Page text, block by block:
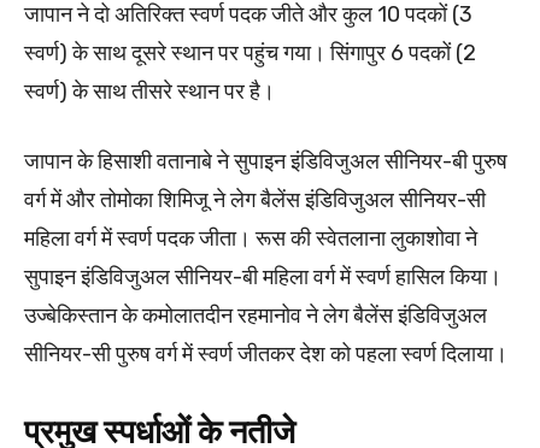
जापान ने दो अतिरिक्त स्वर्ण पदक जीते और कुल 10 पदकों (3
स्वर्ण) के साथ दूसरे स्थान पर पहुंच गया। सिंगापुर 6 पदकों (2
स्वर्ण) के साथ तीसरे स्थान पर है।
जापान के हिसाशी वतानाबे ने सुपाइन इंडिविजुअल सीनियर-बी पुरुष
वर्ग में और तोमोका शिमिजू ने लेग बैलेंस इंडिविजुअल सीनियर-सी
महिला वर्ग में स्वर्ण पदक जीता। रूस की स्वेतलाना लुकाशोवा ने
सुपाइन इंडिविजुअल सीनियर-बी महिला वर्ग में स्वर्ण हासिल किया।
उज्बेकिस्तान के कमोलातदीन रहमानोव ने लेग बैलेंस इंडिविजुअल
सीनियर-सी पुरुष वर्ग में स्वर्ण जीतकर देश को पहला स्वर्ण दिलाया।
प्रमुख स्पर्धाओं के नतीजे